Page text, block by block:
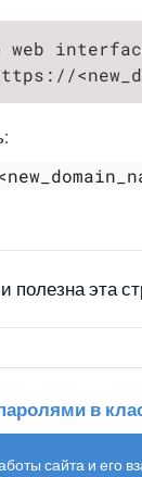
web
полезна эта
в
сайта и его